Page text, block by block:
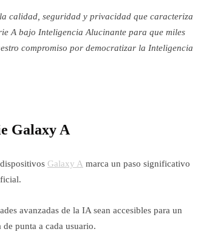
calidad, seguridad y privacidad que caracteriza
A bajo Inteligencia Alucinante para que miles
compromiso por democratizar la Inteligencia
Galaxy A
Galaxy A marca un paso significativo
avanzadas de la IA sean accesibles para un
punta a cada usuario.